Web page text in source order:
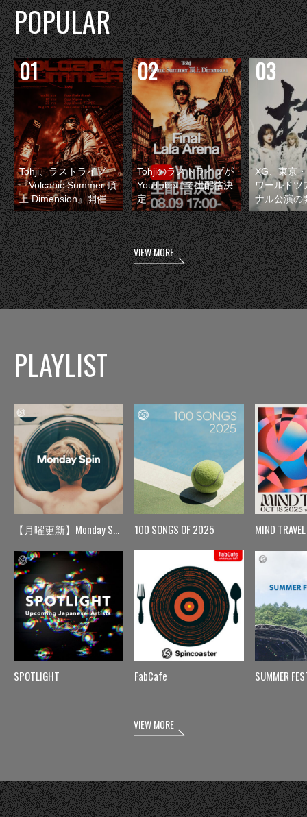
POPULAR
Tohji、ラストライブ
『Volcanic Summer 頂
上 Dimension』開催
Tohjiのラストライブが
YouTubeにて生配信決
定
XG、東京
ワールドツ
ナル公演の
VIEW MORE
PLAYLIST
【月曜更新】Monday Spin
SPOTLIGHT
100 SONGS OF 2025
FabCafe
MIND TRAVEL
SUMMER
VIEW MORE